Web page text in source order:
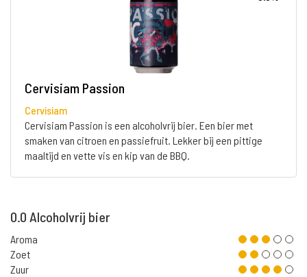
Cervisiam Passion
Cervisiam
Cervisiam Passion is een alcoholvrij bier. Een bier met
smaken van citroen en passiefruit. Lekker bij een pittige
maaltijd en vette vis en kip van de BBQ.
0.0 Alcoholvrij bier
Aroma
Zoet
Zuur